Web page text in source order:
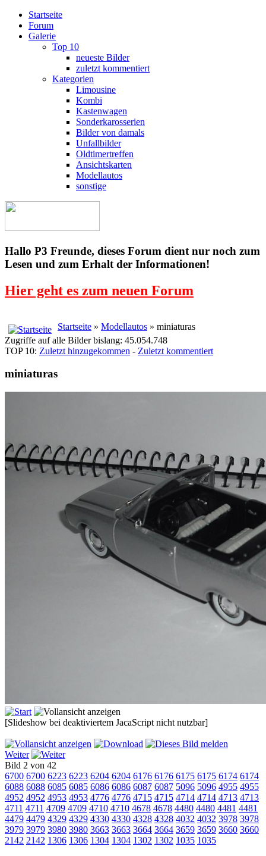
Startseite
Forum
Galerie
Top 10
neueste Bilder
zuletzt kommentiert
Kategorien
Limousine
Kombi
Kastenwagen
Sonderkarosserien
Bilder von damals
Unfallbilder
Oldtimertreffen
Ansichtskarten
Modellautos
sonstige
Hallo P3 Freunde, dieses Forum dient nur noch zum
Lesen und zum Erhalt der Informationen!
Hier geht es zum neuen Forum
Startseite » Modellautos » miniaturas
Zugriffe auf alle Bilder bislang: 45.054.748
TOP 10: Zuletzt hinzugekommen - Zuletzt kommentiert
miniaturas
[Slideshow bei deaktiviertem JacaScript nicht nutzbar]
Weiter
Bild 2 von 42
6700 6700 6223 6223 6204 6204 6176 6176 6175 6175 6174 6174
6088 6088 6085 6085 6086 6086 6087 6087 5096 5096 4955 4955
4952 4952 4953 4953 4776 4776 4715 4715 4714 4714 4713 4713
4711 4711 4709 4709 4710 4710 4678 4678 4480 4480 4481 4481
4479 4479 4329 4329 4330 4330 4328 4328 4032 4032 3978 3978
3979 3979 3980 3980 3663 3663 3664 3664 3659 3659 3660 3660
2142 2142 1306 1306 1304 1304 1302 1302 1035 1035